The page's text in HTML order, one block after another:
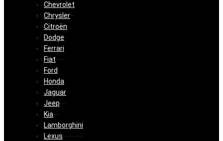
Chevrolet
Chrysler
Citroën
Dodge
Ferrari
Fiat
Ford
Honda
Jaguar
Jeep
Kia
Lamborghini
Lexus